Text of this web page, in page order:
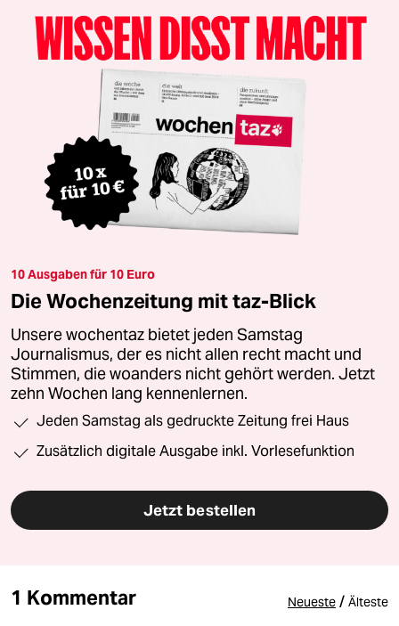
10 Ausgaben für 10 Euro
Die Wochenzeitung mit taz-Blick
Unsere wochentaz bietet jeden Samstag
Journalismus, der es nicht allen recht macht und
Stimmen, die woanders nicht gehört werden. Jetzt
zehn Wochen lang kennenlernen.
Jeden Samstag als gedruckte Zeitung frei Haus
Zusätzlich digitale Ausgabe inkl. Vorlesefunktion
Jetzt bestellen
1 Kommentar Neueste / Älteste